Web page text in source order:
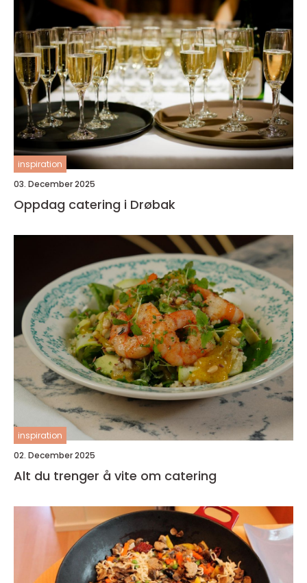
inspiration
03. December 2025
Oppdag catering i Drøbak
inspiration
02. December 2025
Alt du trenger å vite om catering